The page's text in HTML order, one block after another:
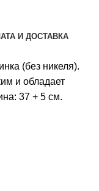
И ДОСТАВКА
(без никеля).
и обладает
37 + 5 см.